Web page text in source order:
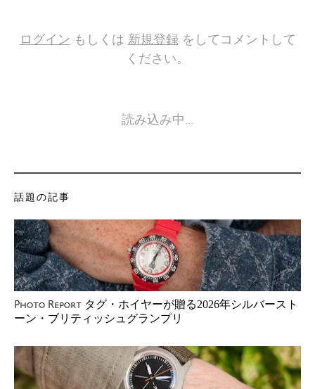
ログイン もしくは 新規登録をしてコメントして
ください。
読み込み中…
話題の記事
Photo Report タグ・ホイヤーが贈る2026年シルバースト
ーン・ブリティッシュグランプリ